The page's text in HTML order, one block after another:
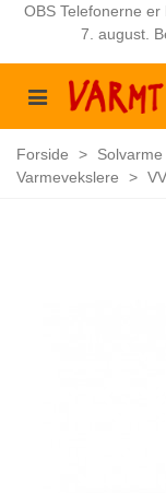
OBS Telefonerne
7. august.
Forside > Solvarme
Varmevekslere
>